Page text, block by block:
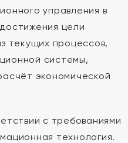
управления в
цели
текущих процессов,
системы,
экономической
с требованиями
технология.